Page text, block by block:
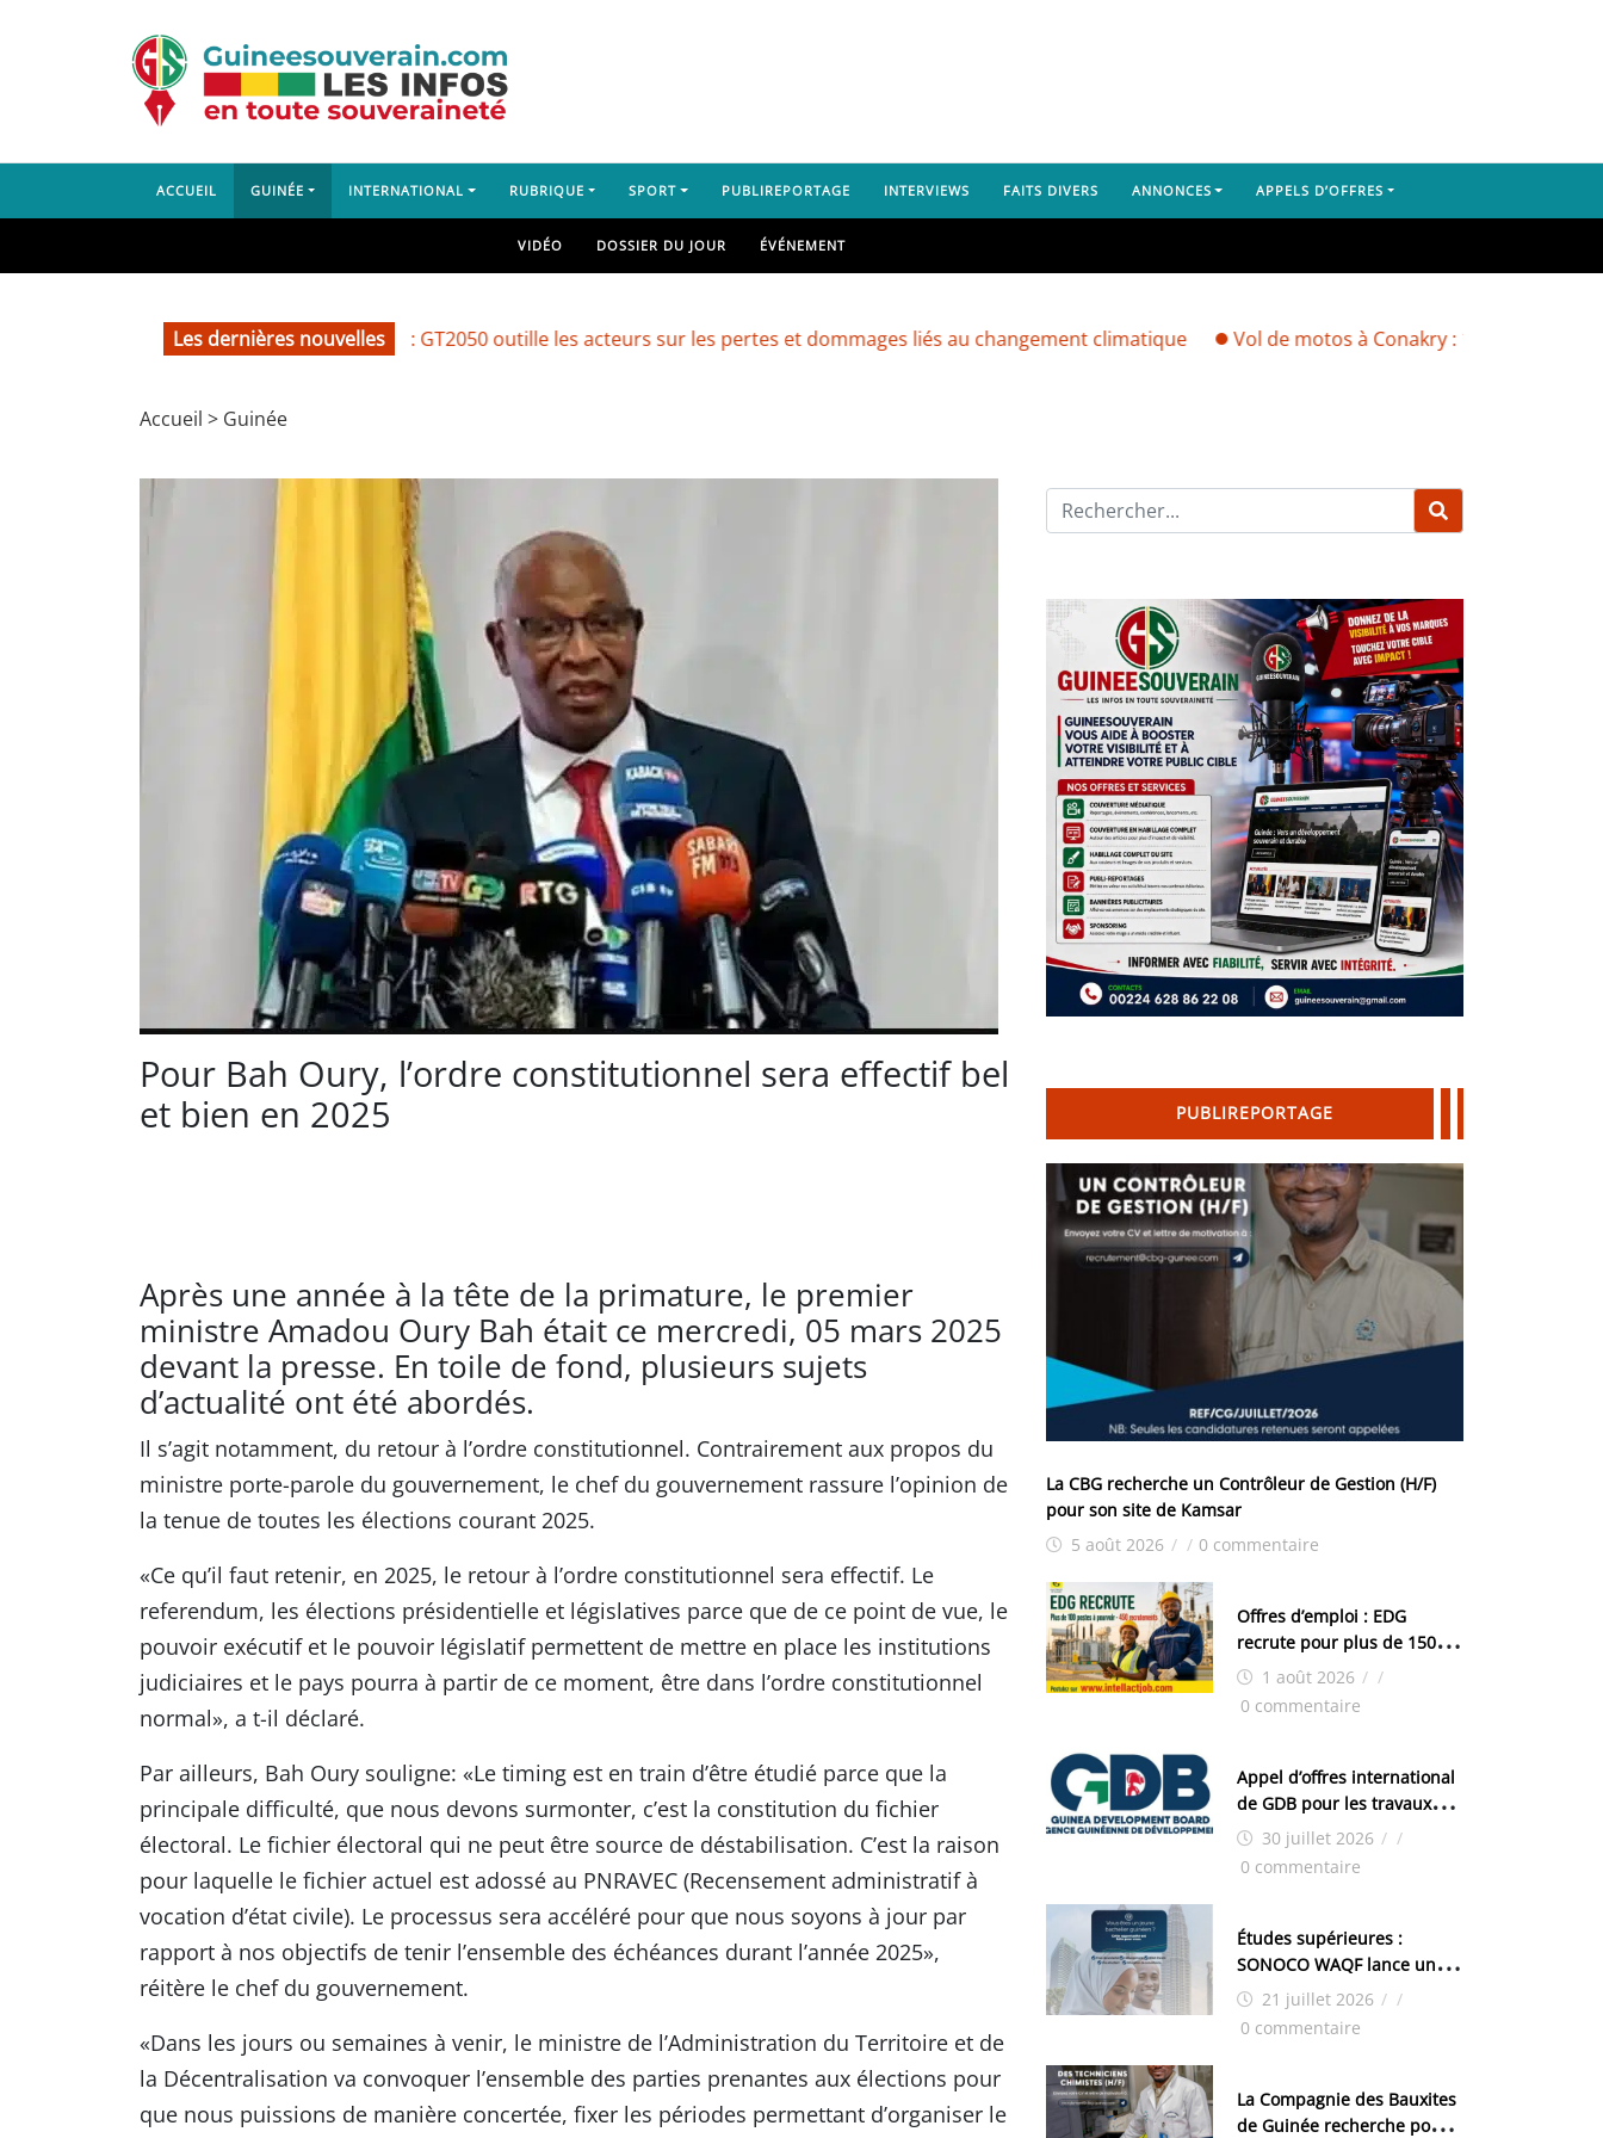
ACCUEIL GUINÉE INTERNATIONAL RUBRIQUE SPORT PUBLIREPORTAGE INTERVIEWS FAITS DIVERS ANNONCES APPELS D’OFFRES
VIDÉO DOSSIER DU JOUR ÉVÉNEMENT
Les dernières nouvelles
Environnement : GT2050 outille les acteurs sur les pertes et dommages liés au changement climatique Vol de motos à Conakry : 11 suspects présentés
Accueil > Guinée
Pour Bah Oury, l’ordre constitutionnel sera effectif bel
et bien en 2025
Après une année à la tête de la primature, le premier
ministre Amadou Oury Bah était ce mercredi, 05 mars 2025
devant la presse. En toile de fond, plusieurs sujets
d’actualité ont été abordés.
Il s’agit notamment, du retour à l’ordre constitutionnel. Contrairement aux propos du
ministre porte-parole du gouvernement, le chef du gouvernement rassure l’opinion de
la tenue de toutes les élections courant 2025.
«Ce qu’il faut retenir, en 2025, le retour à l’ordre constitutionnel sera effectif. Le
referendum, les élections présidentielle et législatives parce que de ce point de vue, le
pouvoir exécutif et le pouvoir législatif permettent de mettre en place les institutions
judiciaires et le pays pourra à partir de ce moment, être dans l’ordre constitutionnel
normal», a t-il déclaré.
Par ailleurs, Bah Oury souligne: «Le timing est en train d’être étudié parce que la
principale difficulté, que nous devons surmonter, c’est la constitution du fichier
électoral. Le fichier électoral qui ne peut être source de déstabilisation. C’est la raison
pour laquelle le fichier actuel est adossé au PNRAVEC (Recensement administratif à
vocation d’état civile). Le processus sera accéléré pour que nous soyons à jour par
rapport à nos objectifs de tenir l’ensemble des échéances durant l’année 2025»,
réitère le chef du gouvernement.
«Dans les jours ou semaines à venir, le ministre de l’Administration du Territoire et de
la Décentralisation va convoquer l’ensemble des parties prenantes aux élections pour
que nous puissions de manière concertée, fixer les périodes permettant d’organiser le
PUBLIREPORTAGE
La CBG recherche un Contrôleur de Gestion (H/F)
pour son site de Kamsar
5 août 2026 / / 0 commentaire
Offres d’emploi : EDG
recrute pour plus de 150
postes1 août 2026 / /
0 commentaire
Appel d’offres international
de GDB pour les travaux
d’aménagement de la zone
industrielle de FANDJE
30 juillet 2026 / /
0 commentaire
Études supérieures :
SONOCO WAQF lance un
programme de bourses
pour la Malaisie
21 juillet 2026 / /
0 commentaire
La Compagnie des Bauxites
de Guinée recherche pour